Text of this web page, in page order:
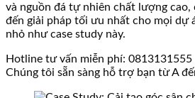
và nguồn đá tự nhiên chất lượng cao,
đến giải pháp tối ưu nhất cho mọi dự
nhỏ như case study này.
Hotline tư vấn miễn phí: 0813131555
Chúng tôi sẵn sàng hỗ trợ bạn từ A